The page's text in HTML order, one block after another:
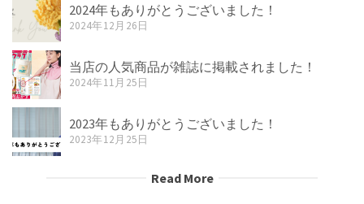
2024年もありがとうございました！
2024年12月26日
当店の人気商品が雑誌に掲載されました！
2024年11月25日
2023年もありがとうございました！
2023年12月25日
Read More